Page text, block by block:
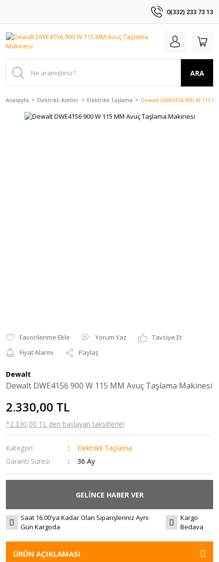
0(332) 233 73 13
ARA
Anasayfa Elektrikli Aletler Elektrikli Taşlama Dewalt DWE4156 900 W 115
Yorum Yaz
Tavsiye Et
Fiyat Alarmı
Paylaş
Dewalt
Dewalt DWE4156 900 W 115 MM Avuç Taşlama Makinesi
2.330,00 TL
*2.330,00 TL den başlayan taksitlerle!
Kategori
Elektrikli Taşlama
Garanti Süresi
36 Ay
GELİNCE HABER VER
Saat 16.00'ya Kadar Olan Siparişleriniz Aynı
Gün Kargoda
Kargo
Bedava
ÜRÜN AÇIKLAMASI